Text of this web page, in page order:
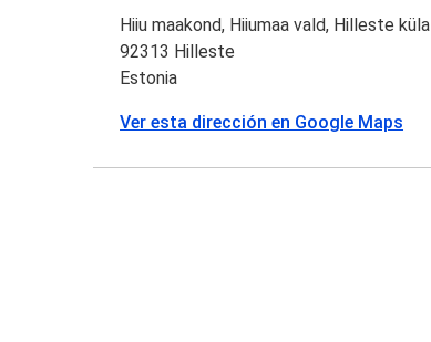
Hiiu maakond, Hiiumaa vald, Hilleste küla
92313 Hilleste
Estonia
Ver esta dirección en Google Maps